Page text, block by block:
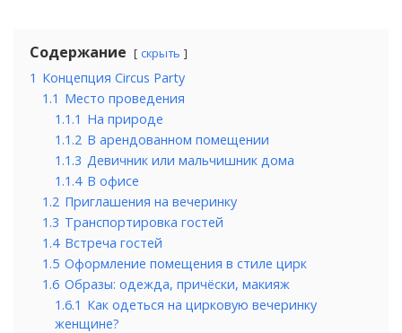
Содержание скрыть
1 Концепция Circus Party
1.1 Место проведения
1.1.1 На природе
1.1.2 В арендованном помещении
1.1.3 Девичник или мальчишник дома
1.1.4 В офисе
1.2 Приглашения на вечеринку
1.3 Транспортировка гостей
1.4 Встреча гостей
1.5 Оформление помещения в стиле цирк
1.6 Образы: одежда, причёски, макияж
1.6.1 Как одеться на цирковую вечеринку
женщине?